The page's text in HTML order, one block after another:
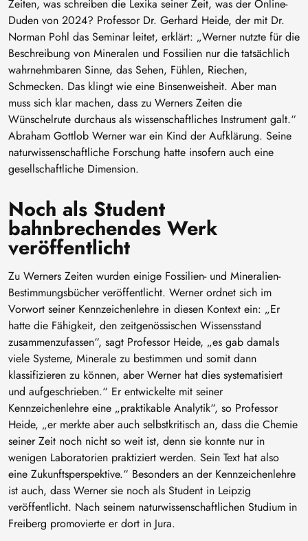
Zeiten, was schreiben die Lexika seiner Zeit, was der Online-
Duden von 2024? Professor Dr. Gerhard Heide, der mit Dr.
Norman Pohl das Seminar leitet, erklärt: „Werner nutzte für die
Beschreibung von Mineralen und Fossilien nur die tatsächlich
wahrnehmbaren Sinne, das Sehen, Fühlen, Riechen,
Schmecken. Das klingt wie eine Binsenweisheit. Aber man
muss sich klar machen, dass zu Werners Zeiten die
Wünschelrute durchaus als wissenschaftliches Instrument galt.“
Abraham Gottlob Werner war ein Kind der Aufklärung. Seine
naturwissenschaftliche Forschung hatte insofern auch eine
gesellschaftliche Dimension.
Noch als Student
bahnbrechendes Werk
veröffentlicht
Zu Werners Zeiten wurden einige Fossilien- und Mineralien-
Bestimmungsbücher veröffentlicht. Werner ordnet sich im
Vorwort seiner Kennzeichenlehre in diesen Kontext ein: „Er
hatte die Fähigkeit, den zeitgenössischen Wissensstand
zusammenzufassen“, sagt Professor Heide, „es gab damals
viele Systeme, Minerale zu bestimmen und somit dann
klassifizieren zu können, aber Werner hat dies systematisiert
und aufgeschrieben.“ Er entwickelte mit seiner
Kennzeichenlehre eine „praktikable Analytik“, so Professor
Heide, „er merkte aber auch selbstkritisch an, dass die Chemie
seiner Zeit noch nicht so weit ist, denn sie konnte nur in
wenigen Laboratorien praktiziert werden. Sein Text hat also
eine Zukunftsperspektive.“ Besonders an der Kennzeichenlehre
ist auch, dass Werner sie noch als Student in Leipzig
veröffentlicht. Nach seinem naturwissenschaftlichen Studium in
Freiberg promovierte er dort in Jura.